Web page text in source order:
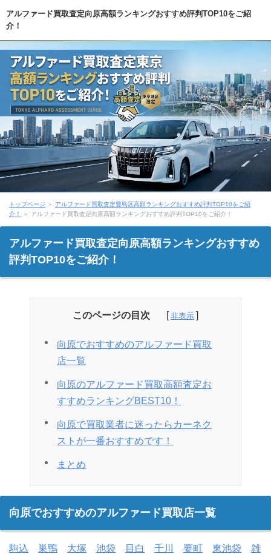
アルファード買取査定向原高額ランキングおすすめ評判TOP10をご紹
介！
トップページ ＞ アルファード買取査定豊島区高額ランキングおすすめ評判TOP10をご紹
介！
＞ アルファード買取査定向原高額ランキングおすすめ評判TOP10をご紹介！
アルファード買取査定向原高額ランキングおすすめ
評判TOP10をご紹介！
このページの目次
向原でおすすめのアルファード買取
店一覧
向原のアルファード買取高額査定お
すすめランキングBEST10！
向原で買取業者に迷ったらカーネク
ストが一番おすすめです！
まとめ
向原でおすすめのアルファード買取店一覧
駒込 巣鴨 大塚 池袋 目白 千川 要町 東池袋
雑